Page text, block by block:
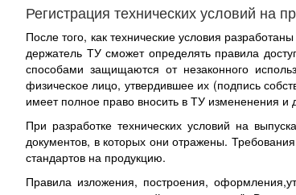
Регистрация технических условий на
После того, как технические условия
держатель ТУ сможет определять правила
способами защищаются от незаконного
физическое лицо, утвердившее их (подпись
имеет полное право вносить в ТУ измененения и
При разработке технических условий на
документов, в которых они отражены.
стандартов на продукцию.
Правила изложения, построения,